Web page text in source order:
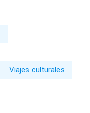
Viajes culturales